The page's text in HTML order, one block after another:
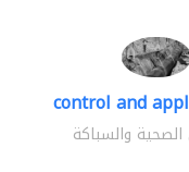
control and
الصحية والسباكة